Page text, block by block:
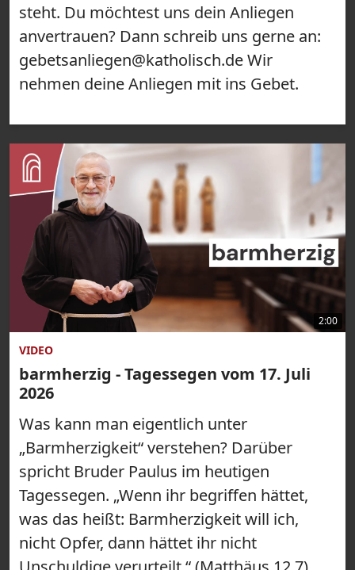
steht. Du möchtest uns dein Anliegen
anvertrauen? Dann schreib uns gerne an:
gebetsanliegen@katholisch.de Wir
nehmen deine Anliegen mit ins Gebet.
2:00
VIDEO
barmherzig - Tagessegen vom 17. Juli
2026
Was kann man eigentlich unter
„Barmherzigkeit“ verstehen? Darüber
spricht Bruder Paulus im heutigen
Tagessegen. „Wenn ihr begriffen hättet,
was das heißt: Barmherzigkeit will ich,
nicht Opfer, dann hättet ihr nicht